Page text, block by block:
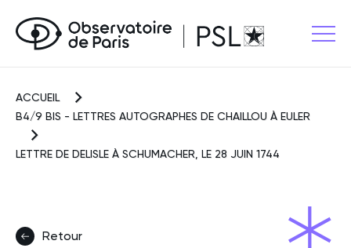
ACCUEIL
B4/9 BIS - LETTRES AUTOGRAPHES DE CHAILLOU À EULER
LETTRE DE DELISLE À SCHUMACHER, LE 28 JUIN 1744
Retour